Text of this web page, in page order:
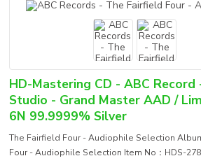
HD-Mastering CD - ABC Record
Studio - Grand Master AAD /
6N 99.9999% Silver
The Fairfield Four - Audiophile Selection
Four - Audiophile Selection Item No：HDS-